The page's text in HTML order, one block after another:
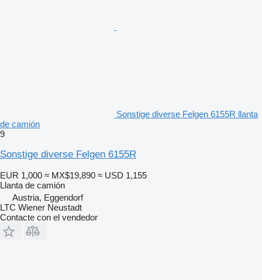
Sonstige diverse Felgen 6155R llanta
de camión
9
Sonstige diverse Felgen 6155R
EUR 1,000 ≈ MX$19,890 ≈ USD 1,155
Llanta de camión
Austria, Eggendorf
LTC Wiener Neustadt
Contacte con el vendedor